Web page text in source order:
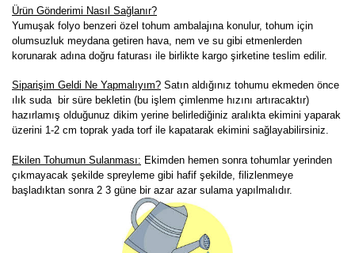
Ürün Gönderimi Nasıl Sağlanır?
Yumuşak folyo benzeri özel tohum ambalajına konulur, tohum için
olumsuzluk meydana getiren hava, nem ve su gibi etmenlerden
korunarak adına doğru faturası ile birlikte kargo şirketine teslim edilir.
Siparişim Geldi Ne Yapmalıyım? Satın aldığınız tohumu ekmeden önce
ılık suda bir süre bekletin (bu işlem çimlenme hızını artıracaktır)
hazırlamış olduğunuz dikim yerine belirlediğiniz aralıkta ekimini yaparak
üzerini 1-2 cm toprak yada torf ile kapatarak ekimini sağlayabilirsiniz.
Ekilen Tohumun Sulanması: Ekimden hemen sonra tohumlar yerinden
çıkmayacak şekilde spreyleme gibi hafif şekilde, filizlenmeye
başladıktan sonra 2 3 güne bir azar azar sulama yapılmalıdır.